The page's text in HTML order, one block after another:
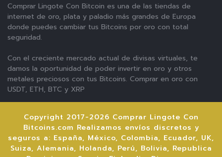
Comprar Lingote Con Bitcoin es una de las tiendas de
internet de oro, plata y paladio más grandes de Europa
donde puedes cambiar tus Bitcoins por oro con total
seguridad.
Con el creciente mercado actual de divisas virtuales, te
damos la oportunidad de poder invertir en oro y otros
metales preciosos con tus Bitcoins. Comprar en oro con
USDT, ETH, BTC y XRP
Copyright 2017-2026 Comprar Lingote Con
Bitcoins.com Realizamos envíos discretos y
seguros a: España, México, Colombia, Ecuador, UK,
Suiza, Alemania, Holanda, Perú, Bolivia, Republica